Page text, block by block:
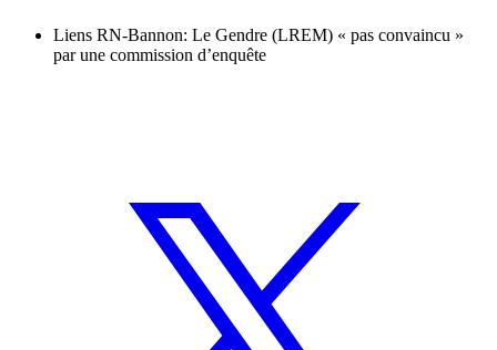
Liens RN-Bannon: Le Gendre (LREM) « pas convaincu »
par une commission d’enquête